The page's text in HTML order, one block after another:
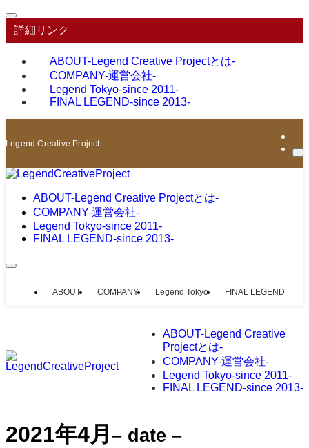
詳細リンク
ABOUT-Legend Creative Projectとは-
COMPANY-運営会社-
Legend Tokyo-since 2011-
FINAL LEGEND-since 2013-
Legend Creative Project
ABOUT-Legend Creative Projectとは-
COMPANY-運営会社-
Legend Tokyo-since 2011-
FINAL LEGEND-since 2013-
ABOUT COMPANY Legend Tokyo FINAL LEGEND
ABOUT-Legend Creative
Projectとは-
COMPANY-運営会社-
Legend Tokyo-since 2011-
FINAL LEGEND-since 2013-
2021年4月 – date –